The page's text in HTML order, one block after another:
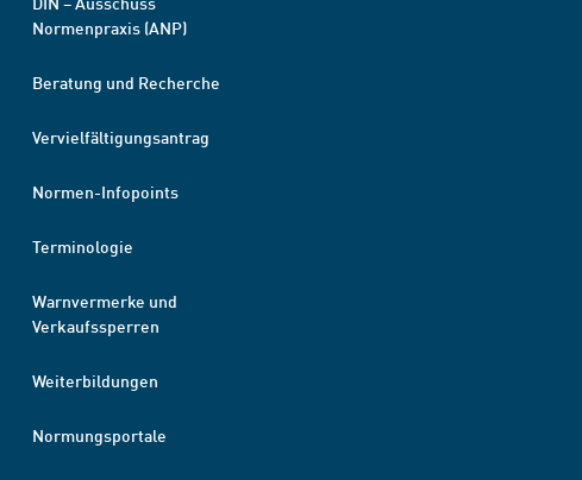
Normenpraxis (ANP)
Beratung und Recherche
Vervielfältigungsantrag
Normen-Infopoints
Terminologie
Warnvermerke und
Verkaufssperren
Weiterbildungen
Normungsportale